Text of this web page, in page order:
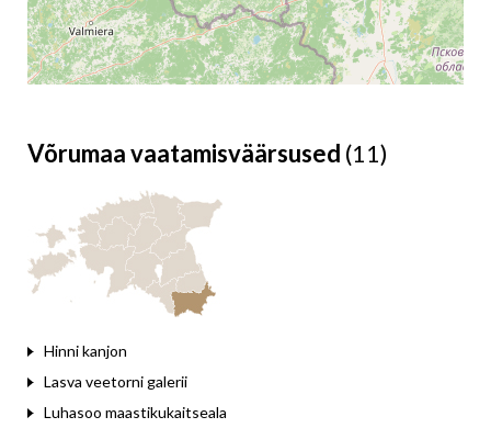
Võrumaa vaatamisväärsused (11)
Hinni kanjon
Lasva veetorni galerii
Luhasoo maastikukaitseala